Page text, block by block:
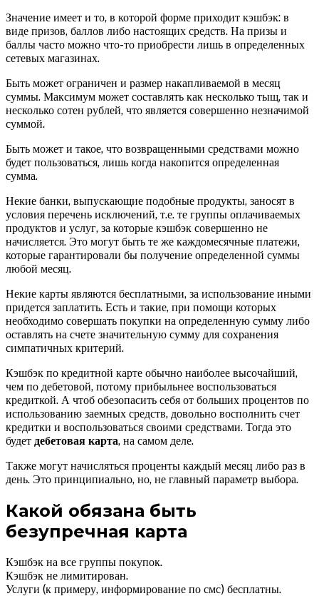
Значение имеет и то, в которой форме приходит кэшбэк: в
виде призов, баллов либо настоящих средств. На призы и
баллы часто можно что-то приобрести лишь в определенных
сетевых магазинах.
Быть может ограничен и размер накапливаемой в месяц
суммы. Максимум может составлять как несколько тыщ, так и
несколько сотен рублей, что является совершенно незначимой
суммой.
Быть может и такое, что возвращенными средствами можно
будет пользоваться, лишь когда накопится определенная
сумма.
Некие банки, выпускающие подобные продукты, заносят в
условия перечень исключений, т.е. те группы оплачиваемых
продуктов и услуг, за которые кэшбэк совершенно не
начисляется. Это могут быть те же каждомесячные платежи,
которые гарантировали бы получение определенной суммы
любой месяц.
Некие карты являются бесплатными, за использование иными
придется заплатить. Есть и такие, при помощи которых
необходимо совершать покупки на определенную сумму либо
оставлять на счете значительную сумму для сохранения
симпатичных критерий.
Кэшбэк по кредитной карте обычно наиболее высочайший,
чем по дебетовой, потому прибыльнее воспользоваться
кредиткой. А чтоб обезопасить себя от больших процентов по
использованию заемных средств, довольно восполнить счет
кредитки и воспользоваться своими средствами. Тогда это
будет дебетовая карта, на самом деле.
Также могут начисляться проценты каждый месяц либо раз в
день. Это принципиально, но, не главный параметр выбора.
Какой обязана быть
безупречная карта
Кэшбэк на все группы покупок.
Кэшбэк не лимитирован.
Услуги (к примеру, информирование по смс) бесплатны.